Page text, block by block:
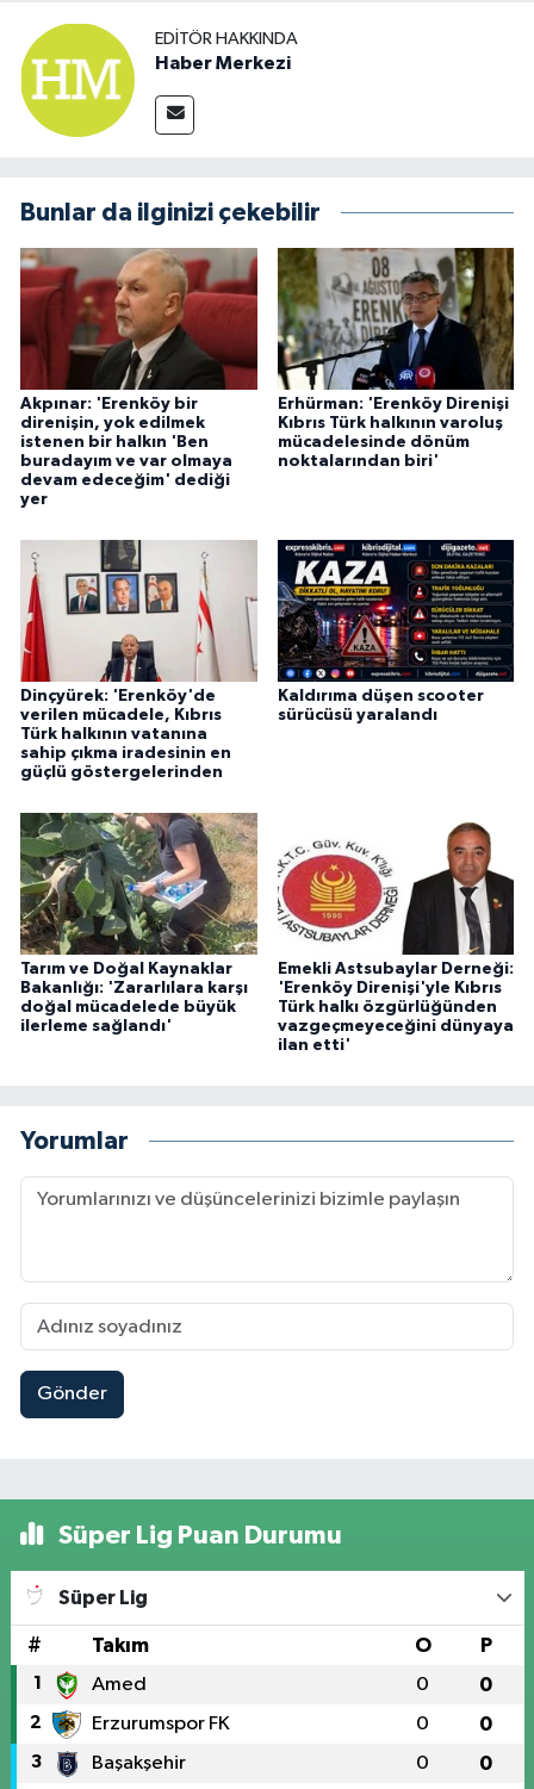
EDITÖR HAKKINDA
Haber Merkezi
Bunlar da ilginizi çekebilir
Akpınar: 'Erenköy bir
direnişin, yok edilmek
istenen bir halkın 'Ben
buradayım ve var olmaya
devam edeceğim' dediği
yer
Erhürman: 'Erenköy Direnişi
Kıbrıs Türk halkının varoluş
mücadelesinde dönüm
noktalarından biri'
Dinçyürek: 'Erenköy'de
verilen mücadele, Kıbrıs
Türk halkının vatanına
sahip çıkma iradesinin en
güçlü göstergelerinden
Kaldırıma düşen scooter
sürücüsü yaralandı
Tarım ve Doğal Kaynaklar
Bakanlığı: 'Zararlılara karşı
doğal mücadelede büyük
ilerleme sağlandı'
Emekli Astsubaylar Derneği:
'Erenköy Direnişi'yle Kıbrıs
Türk halkı özgürlüğünden
vazgeçmeyeceğini dünyaya
ilan etti'
Yorumlar
Gönder
Süper Lig Puan Durumu
Süper Lig
# Takım O P
1 Amed 0 0
2 Erzurumspor FK 0 0
3 Başakşehir 0 0